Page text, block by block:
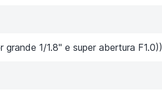
1/1.8" e super abertura F1.0))